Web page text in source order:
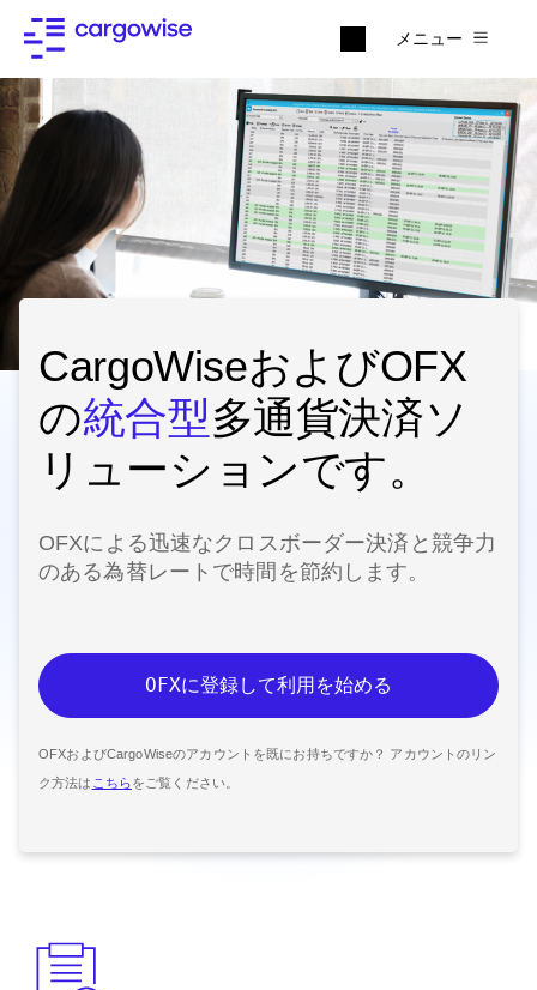
メニュー
CargoWiseおよびOFX
の統合型多通貨決済ソ
リューションです。
OFXによる迅速なクロスボーダー決済と競争力
のある為替レートで時間を節約します。
OFXに登録して利用を始める
OFXおよびCargoWiseのアカウントを既にお持ちですか？ アカウントのリン
ク方法は こちらをご覧ください。